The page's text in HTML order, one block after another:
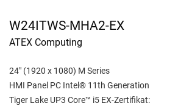
W24ITWS-MHA2-EX
ATEX Computing
24" (1920 x 1080) M Series
HMI Panel PC Intel® 11th Generation
Tiger Lake UP3 Core™ i5 EX-Zertifikat: